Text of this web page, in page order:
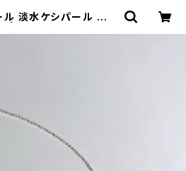
淡水ケシパール ネッ